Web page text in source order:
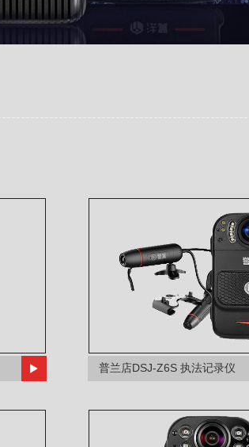
普兰店DSJ-Z6S 执法记录仪